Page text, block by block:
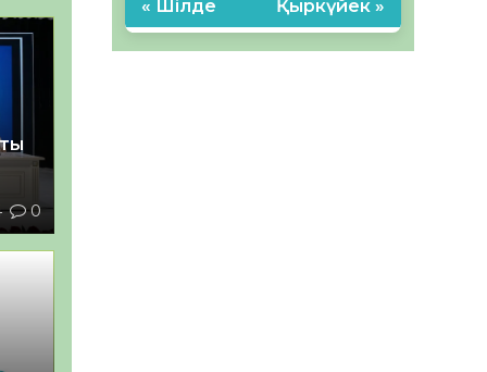
0
« Шілде Қыркүйек »